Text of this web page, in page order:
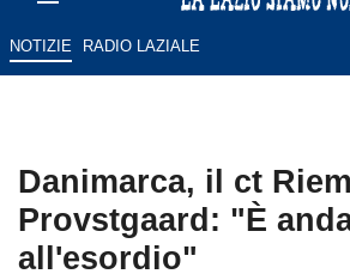
NOTIZIE RADIO LAZIALE
Danimarca, il ct
Provstgaard: "È
all'esordio"